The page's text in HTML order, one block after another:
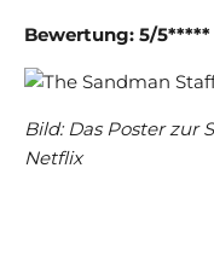
Bewertung: 5/5*****
Bild: Das Poster zur
Netflix